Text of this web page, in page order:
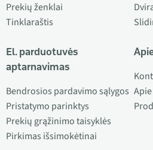
Prekių ženklai
Tinklaraštis
El. parduotuvės
aptarnavimas
Bendrosios pardavimo sąlygos
Pristatymo parinktys
Prekių grąžinimo taisyklės
Pirkimas išsimokėtinai